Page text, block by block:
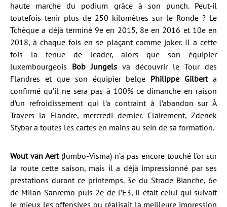
haute marche du podium grâce à son punch. Peut-il
toutefois tenir plus de 250 kilomètres sur le Ronde ? Le
Tchèque a déjà terminé 9e en 2015, 8e en 2016 et 10e en
2018, à chaque fois en se plaçant comme joker. Il a cette
fois la tenue de leader, alors que son équipier
luxembourgeois Bob Jungels va découvrir le Tour des
Flandres et que son équipier belge Philippe Gilberta
confirmé qu’il ne sera pas à 100% ce dimanche en raison
d’un refroidissement qui l’a contraint à l’abandon sur À
Travers la Flandre, mercredi dernier. Clairement, Zdenek
Stybar a toutes les cartes en mains au sein de sa formation.
Wout van Aert(Jumbo-Visma) n’a pas encore touché l’or sur
la route cette saison, mais il a déjà impressionné par ses
prestations durant ce printemps. 3e du Strade Bianche, 6e
de Milan-Sanremo puis 2e de l’E3, il était celui qui suivait
le mieux les offensives ou réalisait la meilleure impression